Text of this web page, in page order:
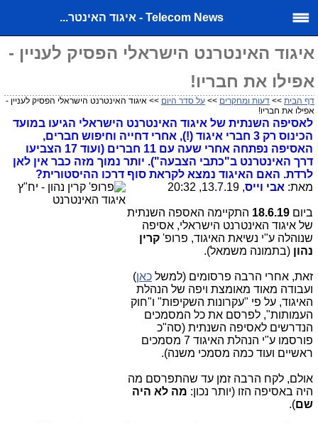
Telecom News - איגוד האינטר...
איגוד האינטרנט הישראלי הפסיק לעניין -
אפילו את חבריו!
דף הבית >> דעות ומחקרים >> על סדר היום >> איגוד האינטרנט הישראלי הפסיק לעניין -
אפילו את חבריו!
לאסיפה השנתית של איגוד האינטרנט הישראלי הגיעו במועד
הכינוס רק 3 חברי איגוד (!), אחרי דחייה וחיפוש חברים,
האסיפה נפתחה אחרי שעה עם 11 חברים (ועוד 17 הצביעו
דרך האינטרנט ב"כתבי הצבעה"). יותר נמוך מזה כבר אין לאן
לרדת. האם האיגוד נמצא לקראת סוף דרכו ההיסטורית?
מאת: אבי וייס, 13.7.19, 20:32
ביום 18.6.19 התקיימה האספה השנתית
של איגוד האינטרנט הישראלי, אסיפה
שנוהלה ע"י נשיאת האיגוד, פרופ' קרין
נהון (בתמונה משמאל).
זאת, אחרי הרבה פרסומים (למשל כאן)
ועבודה מאוד מאומצת ויפה של הנהלת
האיגוד, על פי "עקרונות השקיפות" ו"חוק
העמותות", לפרסם את כל המסמכים
הנדרשים לאסיפה השנתית (סה"כ
פורסמו ע"י הנהלת האיגוד 7 מסמכים
ראשיים ועוד כמה מסמכי משנה).
אולם, לקח הרבה זמן עד שהתפרסם מה
היה באסיפה הזו (יותר נכון: מה לא היה
שם).